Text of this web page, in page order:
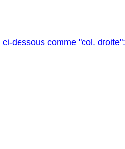
dessous comme "col. droite":